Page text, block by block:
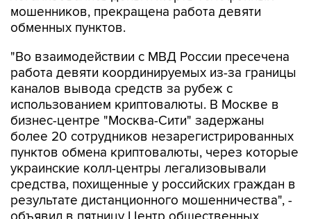
"Во взаимодействии с МВД России пресечена
каналов вывода средств за рубеж с
использованием криптовалюты. В Москве в
бизнес-центре "Москва-Сити" задержаны
более 20 сотрудников незарегистрированных
пунктов обмена криптовалюты, через которые
украинские колл-центры легализовывали
средства, похищенные у российских граждан в
результате дистанционного мошенничества", -
объявил в пятницу Центр общественных
связей (ЦОС) ФСБ.